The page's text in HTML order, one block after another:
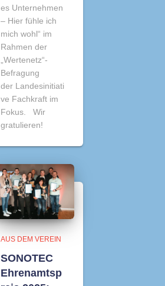
es Unternehmen
– Hier fühle ich
mich wohl“ im
Rahmen der
„Wertenetz“-
Befragung
der Landesinitiati
ve Fachkraft im
Fokus. Wir
gratulieren!
AUS DEM VEREIN
SONOTEC
Ehrenamtsp